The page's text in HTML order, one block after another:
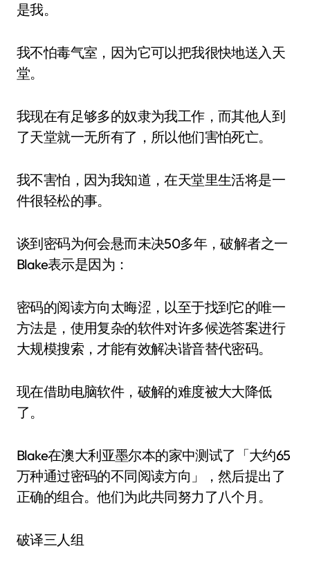
是我。
我不怕毒气室，因为它可以把我很快地送入天
堂。
我现在有足够多的奴隶为我工作，而其他人到
了天堂就一无所有了，所以他们害怕死亡。
我不害怕，因为我知道，在天堂里生活将是一
件很轻松的事。
谈到密码为何会悬而未决50多年，破解者之一
Blake表示是因为：
密码的阅读方向太晦涩，以至于找到它的唯一
方法是，使用复杂的软件对许多候选答案进行
大规模搜索，才能有效解决谐音替代密码。
现在借助电脑软件，破解的难度被大大降低
了。
Blake在澳大利亚墨尔本的家中测试了「大约65
万种通过密码的不同阅读方向」，然后提出了
正确的组合。他们为此共同努力了八个月。
破译三人组